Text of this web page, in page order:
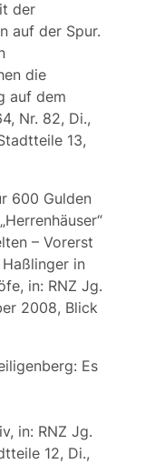
der
auf der Spur.
die
auf dem
Nr. 82, Di.,
13,
600 Gulden
– Vorerst
in
in: RNZ Jg.
2008, Blick
Es
in: RNZ Jg.
12, Di.,